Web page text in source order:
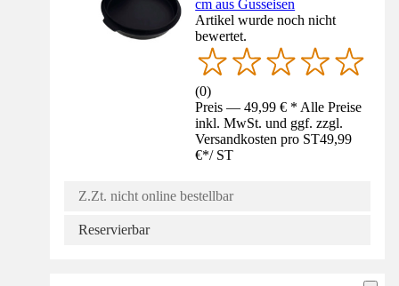
cm aus Gusseisen
Artikel wurde noch nicht
bewertet.
(0)
Preis — 49,99 € * Alle Preise
inkl. MwSt. und ggf. zzgl.
Versandkosten pro ST49,99
€*/ ST
Z.Zt. nicht online bestellbar
Reservierbar